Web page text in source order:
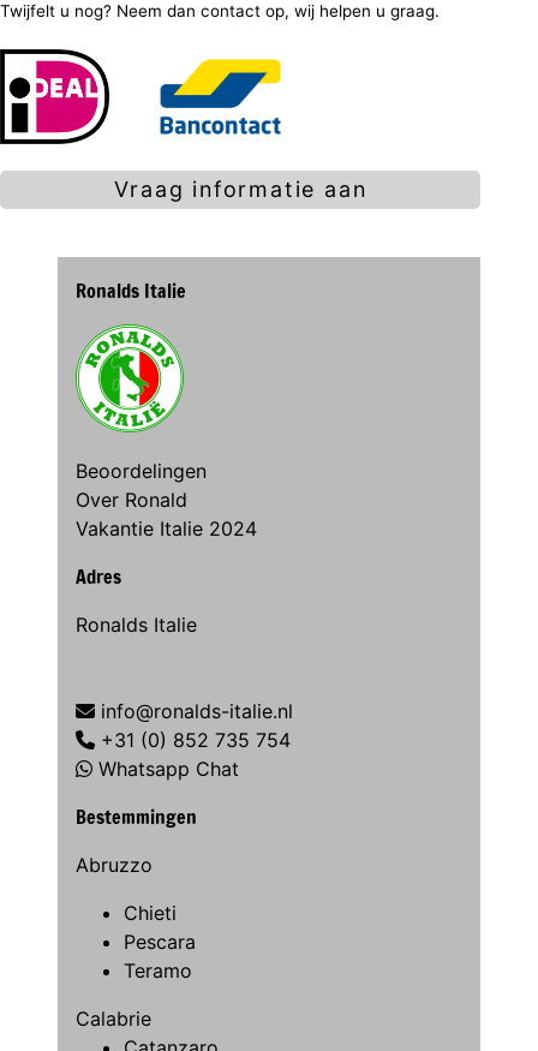
Twijfelt u nog? Neem dan contact op, wij helpen u graag.
Vraag informatie aan
Ronalds Italie
Beoordelingen
Over Ronald
Vakantie Italie 2024
Adres
Ronalds Italie
info@ronalds-italie.nl
+31 (0) 852 735 754
Whatsapp Chat
Bestemmingen
Abruzzo
Chieti
Pescara
Teramo
Calabrie